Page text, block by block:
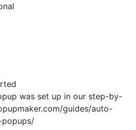
was set up in our step-by-
guides/auto-
popups/